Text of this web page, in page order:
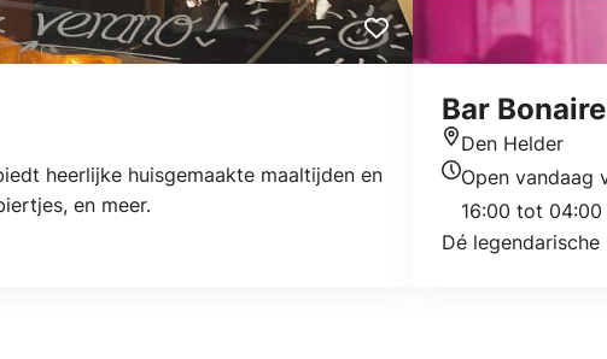
heerlijke huisgemaakte maaltijden en
en meer.
Bar Bonaire
Locatie
Den Helder
Openingstijden
Open vandaag
16:00 tot 04:00
Dé